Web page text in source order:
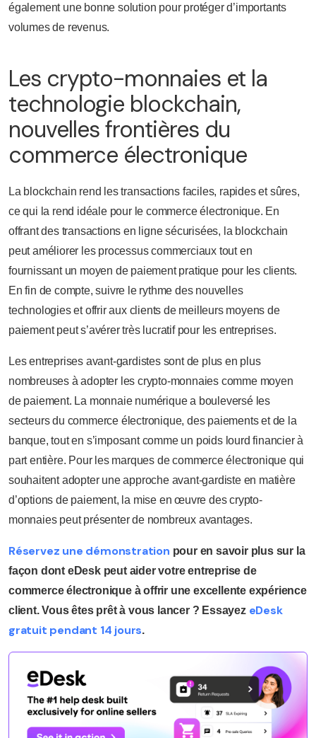
également une bonne solution pour protéger d’importants
volumes de revenus.
Les crypto-monnaies et la
technologie blockchain,
nouvelles frontières du
commerce électronique
La blockchain rend les transactions faciles, rapides et sûres,
ce qui la rend idéale pour le commerce électronique. En
offrant des transactions en ligne sécurisées, la blockchain
peut améliorer les processus commerciaux tout en
fournissant un moyen de paiement pratique pour les clients.
En fin de compte, suivre le rythme des nouvelles
technologies et offrir aux clients de meilleurs moyens de
paiement peut s’avérer très lucratif pour les entreprises.
Les entreprises avant-gardistes sont de plus en plus
nombreuses à adopter les crypto-monnaies comme moyen
de paiement. La monnaie numérique a bouleversé les
secteurs du commerce électronique, des paiements et de la
banque, tout en s’imposant comme un poids lourd financier à
part entière. Pour les marques de commerce électronique qui
souhaitent adopter une approche avant-gardiste en matière
d’options de paiement, la mise en œuvre des crypto-
monnaies peut présenter de nombreux avantages.
Réservez une démonstration pour en savoir plus sur la
façon dont eDesk peut aider votre entreprise de
commerce électronique à offrir une excellente expérience
client. Vous êtes prêt à vous lancer ? Essayez eDesk
gratuit pendant 14 jours.